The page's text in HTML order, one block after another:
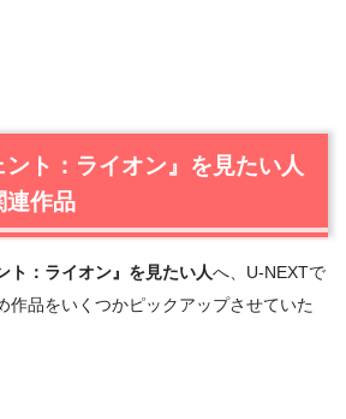
ント：ライオン』を見たい人
連作品
ト：ライオン』を見たい人へ、U-NEXTで
作品をいくつかピックアップさせていた